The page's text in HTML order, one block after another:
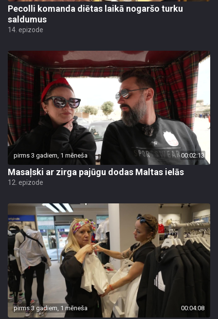
Pecolli komanda diētas laikā nogaršo turku
saldumus
14. epizode
pirms 3 gadiem, 1 mēneša 00:02:13
Masaļski ar zirga pajūgu dodas Maltas ielās
12. epizode
pirms 3 gadiem, 1 mēneša 00:04:08